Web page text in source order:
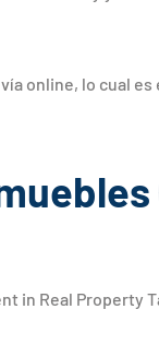
online, lo cual
in Real Property